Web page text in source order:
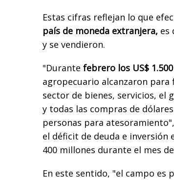
Estas cifras reflejan lo que
país de moneda extranjera, es
y se vendieron.
"Durante febrero los US$
agropecuario alcanzaron
sector de bienes, servicios, el
y todas las compras de
personas para
el déficit de deuda e inversión
400 millones durante el mes
En este sentido, "el campo es